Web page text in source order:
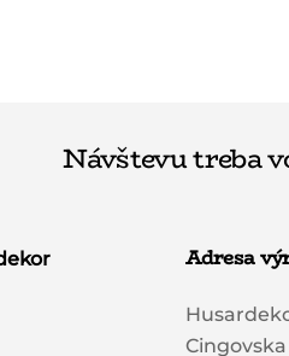
Návštevu treba
Adresa
Cingovska